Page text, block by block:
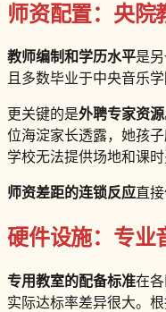
师资配置：央院
教师编制和学历水平是
且多数毕业于中央音乐
更关键的是外聘专家资源
位海淀家长透露，她孩
学校无法提供场地和课时
师资差距的连锁反应直
硬件设施：专业
专用教室的配备标准在
实际达标率差异很大。